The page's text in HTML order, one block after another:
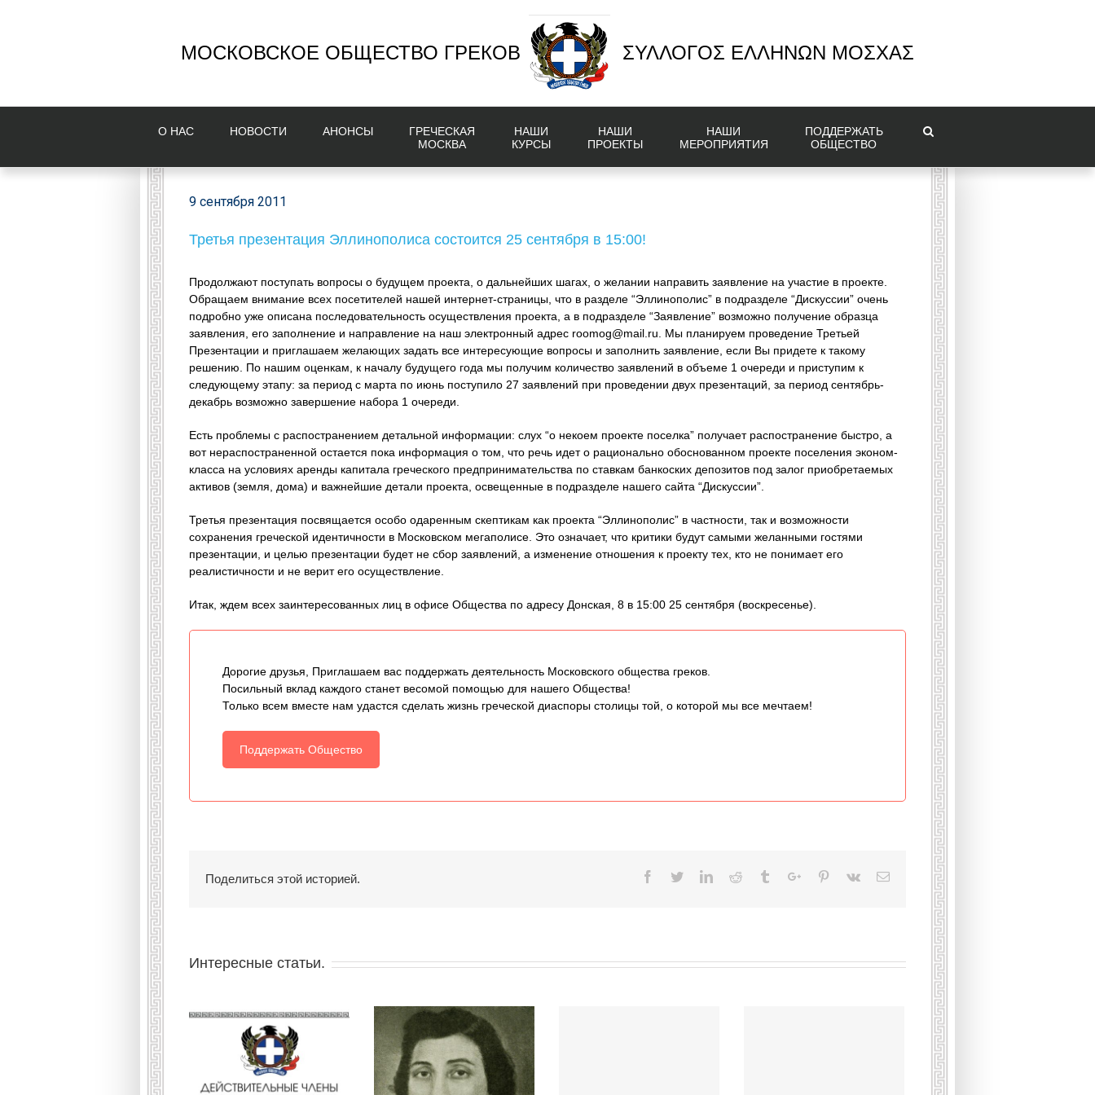
МОСКОВСКОЕ ОБЩЕСТВО ГРЕКОВ ΣΥΛΛΟΓΟΣ ΕΛΛΗΝΩΝ ΜΟΣΧΑΣ
О НAС НОВОСТИ AНОНСЫ
ГРЕЧЕСКАЯ
МОСКВА
НАШИ
КУРСЫ
НАШИ
ПРОЕКТЫ
НАШИ
МЕРОПРИЯТИЯ
ПОДДЕРЖАТЬ
ОБЩЕСТВО
9 сентября 2011
Третья презентация Эллинополиса состоится 25 сентября в 15:00!
Продолжают поступать вопросы о будущем проекта, о дальнейших шагах, о желании направить заявление на участие в проекте.
Обращаем внимание всех посетителей нашей интернет-страницы, что в разделе “Эллинополис” в подразделе “Дискуссии” очень
подробно уже описана последовательность осуществления проекта, а в подразделе “Заявление” возможно получение образца
заявления, его заполнение и направление на наш электронный адрес roomog@mail.ru. Мы планируем проведение Третьей
Презентации и приглашаем желающих задать все интересующие вопросы и заполнить заявление, если Вы придете к такому
решению. По нашим оценкам, к началу будущего года мы получим количество заявлений в объеме 1 очереди и приступим к
следующему этапу: за период с марта по июнь поступило 27 заявлений при проведении двух презентаций, за период сентябрь-
декабрь возможно завершение набора 1 очереди.
Есть проблемы с распостранением детальной информации: слух “о некоем проекте поселка” получает распостранение быстро, а
вот нераспостраненной остается пока информация о том, что речь идет о рационально обоснованном проекте поселения эконом-
класса на условиях аренды капитала греческого предпринимательства по ставкам банкоских депозитов под залог приобретаемых
активов (земля, дома) и важнейшие детали проекта, освещенные в подразделе нашего сайта “Дискуссии”.
Третья презентация посвящается особо одаренным скептикам как проекта “Эллинополис” в частности, так и возможности
сохранения греческой идентичности в Московском мегаполисе. Это означает, что критики будут самыми желанными гостями
презентации, и целью презентации будет не сбор заявлений, а изменение отношения к проекту тех, кто не понимает его
реалистичности и не верит его осуществление.
Итак, ждем всех заинтересованных лиц в офисе Общества по адресу Донская, 8 в 15:00 25 сентября (воскресенье).
Дорогие друзья, Приглашаем вас поддержать деятельность Московского общества греков.
Посильный вклад каждого станет весомой помощью для нашего Общества!
Только всем вместе нам удастся сделать жизнь греческой диаспоры столицы той, о которой мы все мечтаем!
Поддержать Общество
Поделиться этой историей. Facebook
TwitterLinkedinReddit TumblrGoogle+Pinterest
Vk Email
Интересные статьи.